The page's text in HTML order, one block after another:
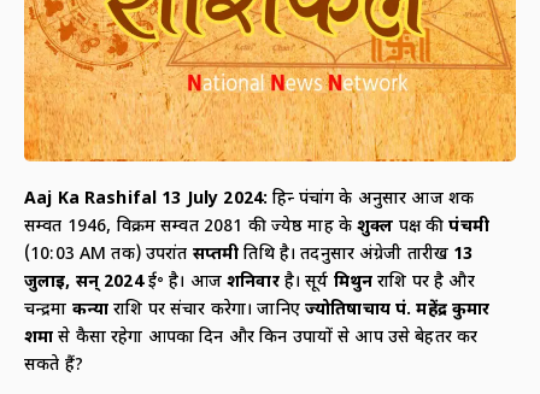
Aaj Ka Rashifal 13 July 2024:हिन्दू पंचांग के अनुसार आज शक
सम्वत 1946, विक्रम सम्वत 2081 की ज्येष्ठ माह केशुक्ल पक्ष कीपंचमी
(10:03 AM तक) उपरांत सप्तमीतिथि है। तदनुसार अंग्रेजी तारीख 13
जुलाई, सन् 2024ई॰ है। आजशनिवार है। सूर्य मिथुनराशि पर है और
चन्द्रमा कन्या राशि पर संचार करेगा। जानिए ज्योतिषाचार्य पं. महेंद्र कुमार
शर्मासे कैसा रहेगा आपका दिन और किन उपायों से आप उसे बेहतर कर
सकते हैं?